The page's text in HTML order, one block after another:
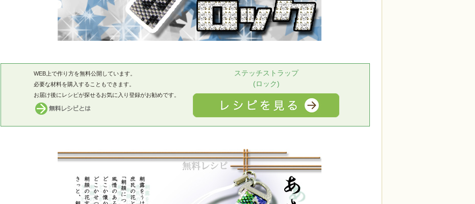
WEB上で作り方を無料公開しています。
必要な材料を購入することもできます。
お届け後にレシピが探せるお気に入り登録がお勧めです。
ステッチストラップ
(ロック)